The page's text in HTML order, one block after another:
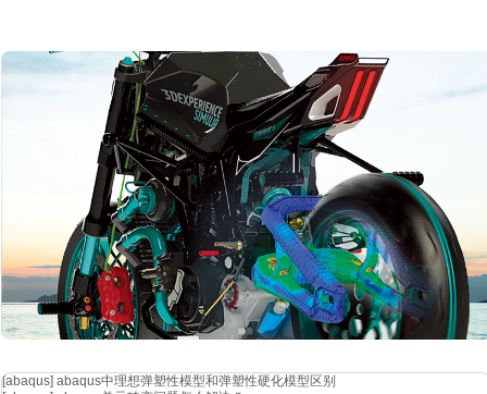
当然下拉就可以看分量，一看又是theta和phi分量，这就明白了，
[abaqus] abaqus中理想弹塑性模型和弹塑性硬化模型区别